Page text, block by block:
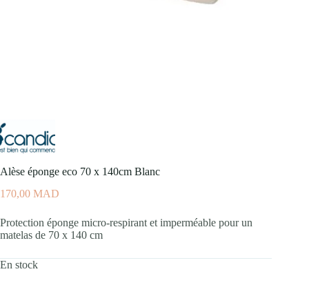
Alèse éponge eco 70 x 140cm Blanc
170,00 MAD
Protection éponge micro-respirant et imperméable pour un
matelas de 70 x 140 cm
En stock